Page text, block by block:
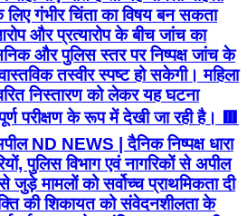
परीक्षण के रूप में देखी जा रही है। 🟥
ND NEWS | दैनिक निष्पक्ष धारा
पुलिस विभाग एवं नागरिकों से अपील
जुड़े मामलों को सर्वोच्च प्राथमिकता दी
की शिकायत को संवेदनशीलता के
करना लोकतांत्रिक व्यवस्था की
महिला को खतरे की आशंका हो तो
संबंधित विभागों का प्राथमिक कर्तव्य
है जब पीड़ित को सुरक्षा, सम्मान
हों।" 👇👇 @dgpup @UPGovt